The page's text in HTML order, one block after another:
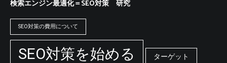
検索エンジン最適化＝SEO対策 研究
SEO対策の費用について
SEO対策を始める ターゲット